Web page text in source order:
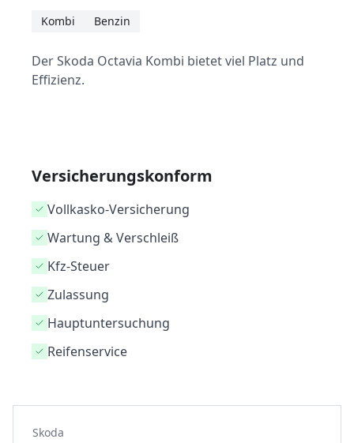
Kombi Benzin
Der Skoda Octavia Kombi bietet viel Platz und
Effizienz.
Versicherungskonform
Vollkasko-Versicherung
Wartung & Verschleiß
Kfz-Steuer
Zulassung
Hauptuntersuchung
Reifenservice
Skoda